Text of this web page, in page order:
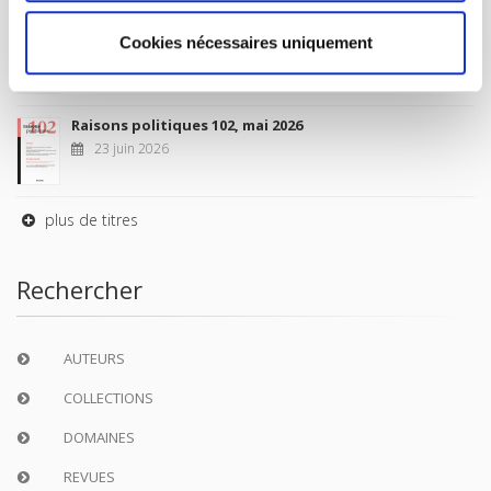
Cookies nécessaires uniquement
Sociétés contemporaines 139, 2025
6 juil. 2026
Raisons politiques 102, mai 2026
23 juin 2026
plus de titres
Rechercher
AUTEURS
COLLECTIONS
DOMAINES
REVUES